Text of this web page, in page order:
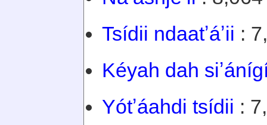
Tsídii ndaatʼáʼii :
Kéyah dah
Yótʼáahdi tsídii :